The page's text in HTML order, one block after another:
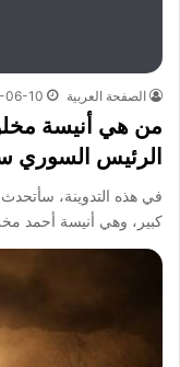
الصفحة العربية 06-10
من هي أنيسة
الرئيس السوري
في هذه التدوينة،
كبير، وهي أنيسة أحمد